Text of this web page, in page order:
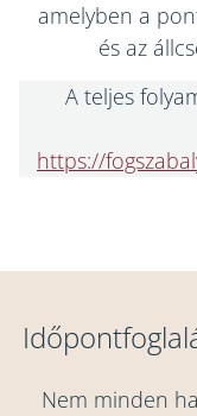
amelyben a
és az
A teljes
https://
Nem minden